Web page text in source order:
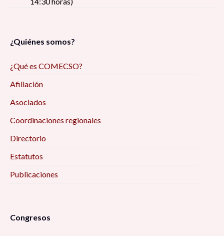
¿Quiénes somos?
¿Qué es COMECSO?
Afiliación
Asociados
Coordinaciones regionales
Directorio
Estatutos
Publicaciones
Congresos